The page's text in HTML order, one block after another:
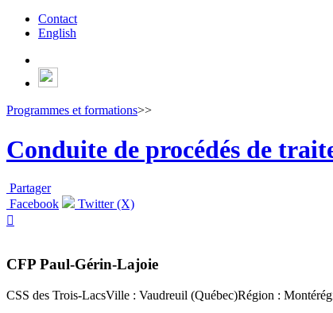
Contact
English
Programmes et formations>>
Conduite de procédés de
Partager
Facebook
Twitter (X)

CFP Paul-Gérin-Lajoie
CSS des Trois-LacsVille : Vaudreuil (Québec)Région :